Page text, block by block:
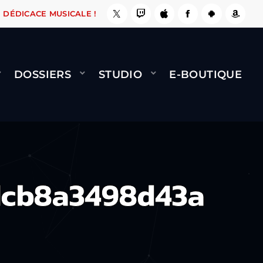
ÇA LE FAIT ! NAMI BERNARD MINET -
DÉDICACE MUSICALE !
DOSSIERS STUDIO E-BOUTIQUE